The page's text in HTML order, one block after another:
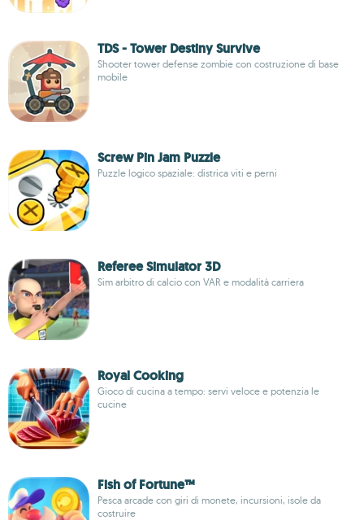
TDS - Tower Destiny Survive
Shooter tower defense zombie con costruzione di base
mobile
Screw Pin Jam Puzzle
Puzzle logico spaziale: districa viti e perni
Referee Simulator 3D
Sim arbitro di calcio con VAR e modalità carriera
Royal Cooking
Gioco di cucina a tempo: servi veloce e potenzia le
cucine
Fish of Fortune™
Pesca arcade con giri di monete, incursioni, isole da
costruire